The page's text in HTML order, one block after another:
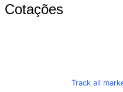
Cotações
Track all